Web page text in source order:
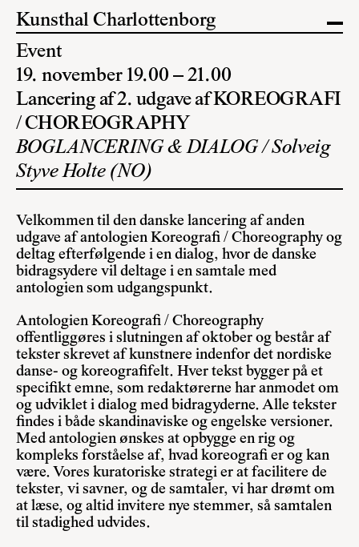
Kunsthal Charlottenborg
Event
19. november 19.00 – 21.00
Lancering af 2. udgave af KOREOGRAFI
/ CHOREOGRAPHY
BOGLANCERING & DIALOG / Solveig
Styve Holte (NO)
Velkommen til den danske lancering af anden
udgave af antologien Koreografi / Choreography og
deltag efterfølgende i en dialog, hvor de danske
bidragsydere vil deltage i en samtale med
antologien som udgangspunkt.
Antologien Koreografi / Choreography
offentliggøres i slutningen af ​​oktober og består af
tekster skrevet af kunstnere indenfor det nordiske
danse- og koreografifelt. Hver tekst bygger på et
specifikt emne, som redaktørerne har anmodet om
og udviklet i dialog med bidragyderne. Alle tekster
findes i både skandinaviske og engelske versioner.
Med antologien ønskes at opbygge en rig og
kompleks forståelse af, hvad koreografi er og kan
være. Vores kuratoriske strategi er at facilitere de
tekster, vi savner, og de samtaler, vi har drømt om
at læse, og altid invitere nye stemmer, så samtalen
til stadighed udvides.